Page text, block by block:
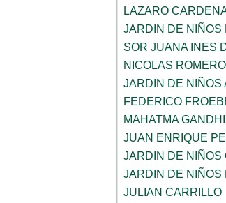
LAZARO
JARDIN DE NIÑOS
SOR JUANA INES
NICOLAS ROMERO
JARDIN DE NIÑOS
FEDERICO
MAHATMA GANDHI
JUAN ENRIQUE
JARDIN DE NIÑOS
JARDIN DE NIÑOS
JULIAN CARRILLO